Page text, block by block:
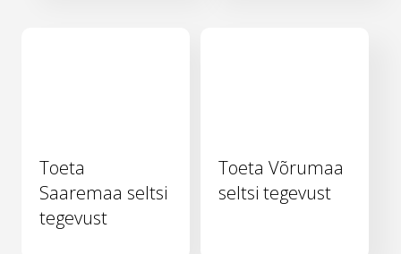
Toeta
Saaremaa seltsi
tegevust
Toeta Võrumaa
seltsi tegevust